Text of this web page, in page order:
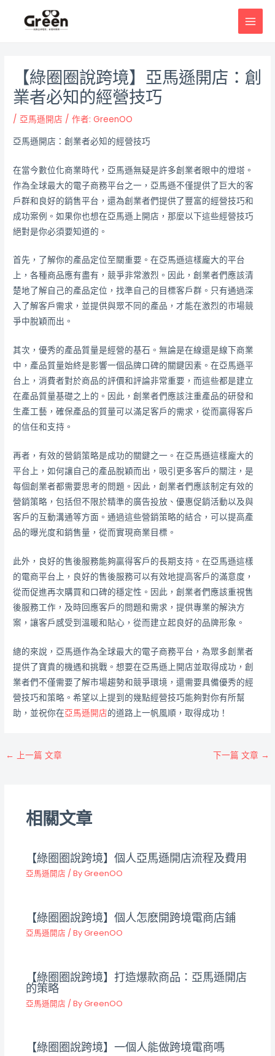
【綠圈圈說跨境】亞馬遜開店：創
業者必知的經營技巧
/亞馬遜開店 / 作者:GreenOO
亞馬遜開店：創業者必知的經營技巧
在當今數位化商業時代，亞馬遜無疑是許多創業者眼中的燈塔。
作為全球最大的電子商務平台之一，亞馬遜不僅提供了巨大的客
戶群和良好的銷售平台，還為創業者們提供了豐富的經營技巧和
成功案例。如果你也想在亞馬遜上開店，那麼以下這些經營技巧
絕對是你必須要知道的。
首先，了解你的產品定位至關重要。在亞馬遜這樣龐大的平台
上，各種商品應有盡有，競爭非常激烈。因此，創業者們應該清
楚地了解自己的產品定位，找準自己的目標客戶群。只有通過深
入了解客戶需求，並提供與眾不同的產品，才能在激烈的市場競
爭中脫穎而出。
其次，優秀的產品質量是經營的基石。無論是在線還是線下商業
中，產品質量始終是影響一個品牌口碑的關鍵因素。在亞馬遜平
台上，消費者對於商品的評價和評論非常重要，而這些都是建立
在產品質量基礎之上的。因此，創業者們應該注重產品的研發和
生產工藝，確保產品的質量可以滿足客戶的需求，從而贏得客戶
的信任和支持。
再者，有效的營銷策略是成功的關鍵之一。在亞馬遜這樣龐大的
平台上，如何讓自己的產品脫穎而出，吸引更多客戶的關注，是
每個創業者都需要思考的問題。因此，創業者們應該制定有效的
營銷策略，包括但不限於精準的廣告投放、優惠促銷活動以及與
客戶的互動溝通等方面。通過這些營銷策略的結合，可以提高產
品的曝光度和銷售量，從而實現商業目標。
此外，良好的售後服務能夠贏得客戶的長期支持。在亞馬遜這樣
的電商平台上，良好的售後服務可以有效地提高客戶的滿意度，
從而促進再次購買和口碑的穩定性。因此，創業者們應該重視售
後服務工作，及時回應客戶的問題和需求，提供專業的解決方
案，讓客戶感受到溫暖和貼心，從而建立起良好的品牌形象。
總的來說，亞馬遜作為全球最大的電子商務平台，為眾多創業者
提供了寶貴的機遇和挑戰。想要在亞馬遜上開店並取得成功，創
業者們不僅需要了解市場趨勢和競爭環境，還需要具備優秀的經
營技巧和策略。希望以上提到的幾點經營技巧能夠對你有所幫
助，並祝你在亞馬遜開店的道路上一帆風順，取得成功！
← 上一篇 文章 下一篇 文章 →
相關文章
【綠圈圈說跨境】個人亞馬遜開店流程及費用
亞馬遜開店 / ByGreenOO
【綠圈圈說跨境】個人怎麽開跨境電商店鋪
亞馬遜開店 / ByGreenOO
【綠圈圈說跨境】打造爆款商品：亞馬遜開店
的策略
亞馬遜開店 / ByGreenOO
【綠圈圈說跨境】一個人能做跨境電商嗎